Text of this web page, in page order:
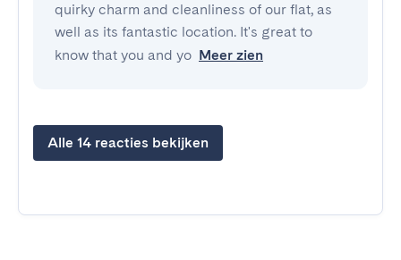
quirky charm and cleanliness of our flat, as
well as its fantastic location. It's great to
know that you and yo Meer zien
Alle 14 reacties bekijken